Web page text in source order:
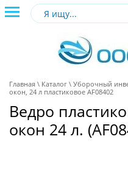
Главная \ Каталог \ Уборочный
окон, 24 л пластиковое AF08402
Ведро
окон 24 л.